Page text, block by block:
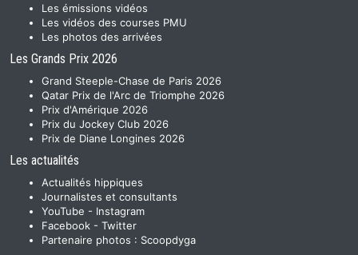
Les émissions vidéos
Les vidéos des courses PMU
Les photos des arrivées
Les Grands Prix 2026
Grand Steeple-Chase de Paris 2026
Qatar Prix de l'Arc de Triomphe 2026
Prix d'Amérique 2026
Prix du Jockey Club 2026
Prix de Diane Longines 2026
Les actualités
Actualités hippiques
Journalistes et consultants
YouTube - Instagram
Facebook - Twitter
Partenaire photos : Scoopdyga